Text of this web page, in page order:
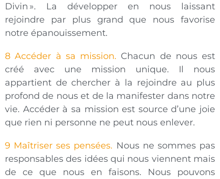
Divin ». La développer en nous laissant
rejoindre par plus grand que nous favorise
notre épanouissement.
8 Accéder à sa mission. Chacun de nous est
créé avec une mission unique. Il nous
appartient de chercher à la rejoindre au plus
profond de nous et de la manifester dans notre
vie. Accéder à sa mission est source d’une joie
que rien ni personne ne peut nous enlever.
9 Maîtriser ses pensées. Nous ne sommes pas
responsables des idées qui nous viennent mais
de ce que nous en faisons. Nous pouvons